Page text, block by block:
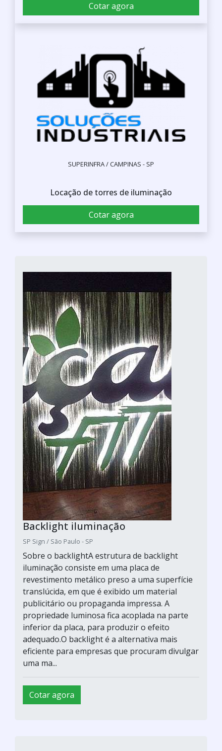
Cotar agora
SUPERINFRA / CAMPINAS - SP
Locação de torres de iluminação
Cotar agora
Backlight iluminação
SP Sign / São Paulo - SP
Sobre o backlightA estrutura de backlight
iluminação consiste em uma placa de
revestimento metálico preso a uma superfície
translúcida, em que é exibido um material
publicitário ou propaganda impressa. A
propriedade luminosa fica acoplada na parte
inferior da placa, para produzir o efeito
adequado.O backlight é a alternativa mais
eficiente para empresas que procuram divulgar
uma ma...
Cotar agora